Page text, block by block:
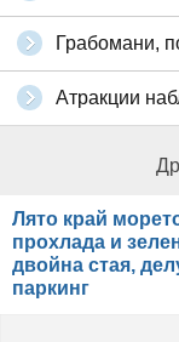
Грабомани,
Атракции
Лято край
прохлада и
двойна стая,
паркинг